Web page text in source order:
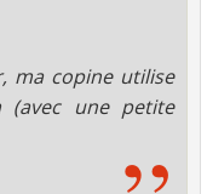
ma copine utilise
(avec une petite